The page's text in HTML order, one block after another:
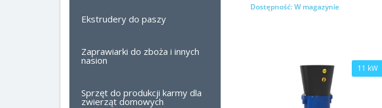
Ekstrudery do paszy
Zaprawiarki do zboża i innych
nasion
Sprzęt do produkcji karmy dla
zwierząt domowych
Kup
Dostępność:W magazynie
11 kW